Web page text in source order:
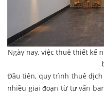
Ngày nay, việc thuê thiết kế
Đầu tiên, quy trình thuê
nhiều giai đoạn từ tư vấn